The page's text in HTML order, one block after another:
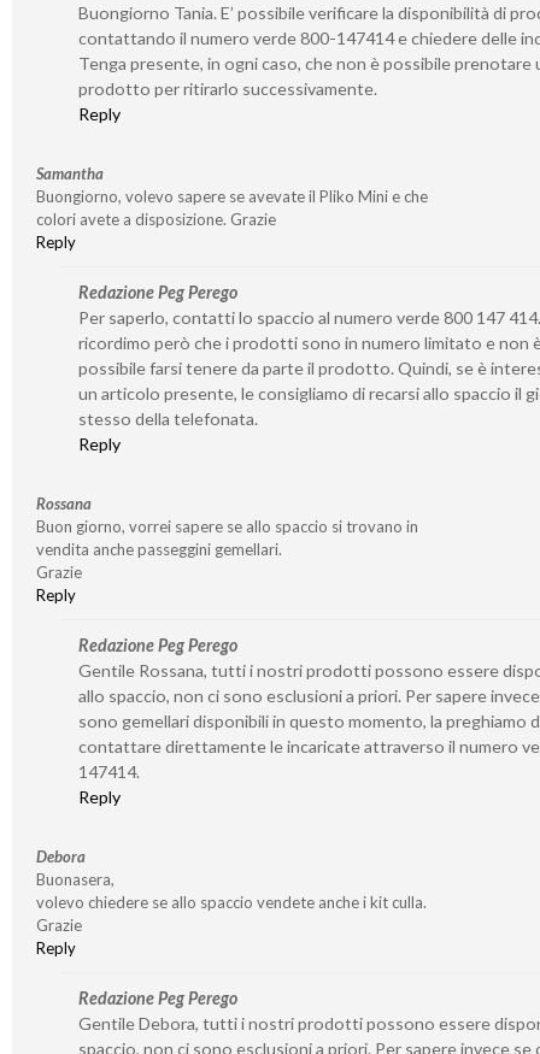
Buongiorno Tania. E’ possibile verificare la disponibilità di
contattando il numero verde 800-147414 e chiedere delle
Tenga presente, in ogni caso, che non è possibile prenotare
prodotto per ritirarlo successivamente.
Reply
Samantha
Buongiorno, volevo sapere se avevate il Pliko Mini e che
colori avete a disposizione. Grazie
Reply
Redazione Peg Perego
Per saperlo, contatti lo spaccio al numero verde 800 147
ricordimo però che i prodotti sono in numero limitato e non
possibile farsi tenere da parte il prodotto. Quindi, se è
un articolo presente, le consigliamo di recarsi allo spaccio il
stesso della telefonata.
Reply
Rossana
Buon giorno, vorrei sapere se allo spaccio si trovano in
vendita anche passeggini gemellari.
Grazie
Reply
Redazione Peg Perego
Gentile Rossana, tutti i nostri prodotti possono essere
allo spaccio, non ci sono esclusioni a priori. Per sapere
sono gemellari disponibili in questo momento, la preghiamo
contattare direttamente le incaricate attraverso il numero
147414.
Reply
Debora
Buonasera,
volevo chiedere se allo spaccio vendete anche i kit culla.
Grazie
Reply
Redazione Peg Perego
Gentile Debora, tutti i nostri prodotti possono essere
spaccio, non ci sono esclusioni a priori. Per sapere invece se